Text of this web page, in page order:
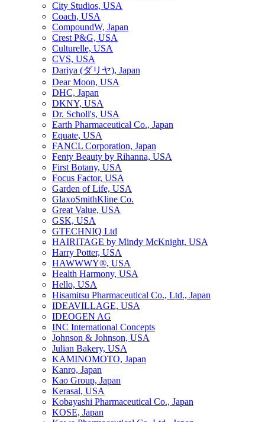
City Studios, USA
Coach, USA
CompoundW, Japan
Crest P&G, USA
Culturelle, USA
CVS, USA
Dariya (ダリヤ), Japan
Dear Moon, USA
DHC, Japan
DKNY, USA
Dr. Scholl's, USA
Earth Pharmaceutical Co., Japan
Equate, USA
FANCL Corporation, Japan
Fenty Beauty by Rihanna, USA
First Botany, USA
Focus Factor, USA
Garden of Life, USA
GlaxoSmithKline Co.
Great Value, USA
GSK, USA
GTECHNIQ Ltd
HAIRITAGE by Mindy McKnight, USA
Harry Potter, USA
HAWWWY®, USA
Health Harmony, USA
Hello, USA
Hisamitsu Pharmaceutical Co., Ltd., Japan
IDEAVILLAGE, USA
IDEOGEN AG
INC International Concepts
Johnson & Johnson, USA
Julian Bakery, USA
KAMINOMOTO, Japan
Kanro, Japan
Kao Group, Japan
Kerasal, USA
Kobayashi Pharmaceutical Co., Japan
KOSE, Japan